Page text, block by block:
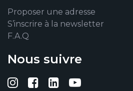
Proposer une adresse
S’inscrire à la newsletter
F.A.Q
Nous suivre
Suivez-nous sur
Suivez-nous sur
Suivez-nous
Suivez-